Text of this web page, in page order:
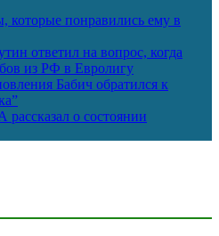
которые понравились ему в
ответил на вопрос, когда
из РФ в Евролигу
Бабич обратился к
о состоянии